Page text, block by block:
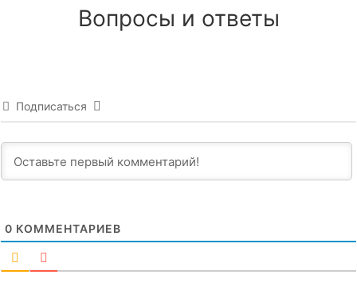
Вопросы и ответы
Подписаться
0 КОММЕНТАРИЕВ